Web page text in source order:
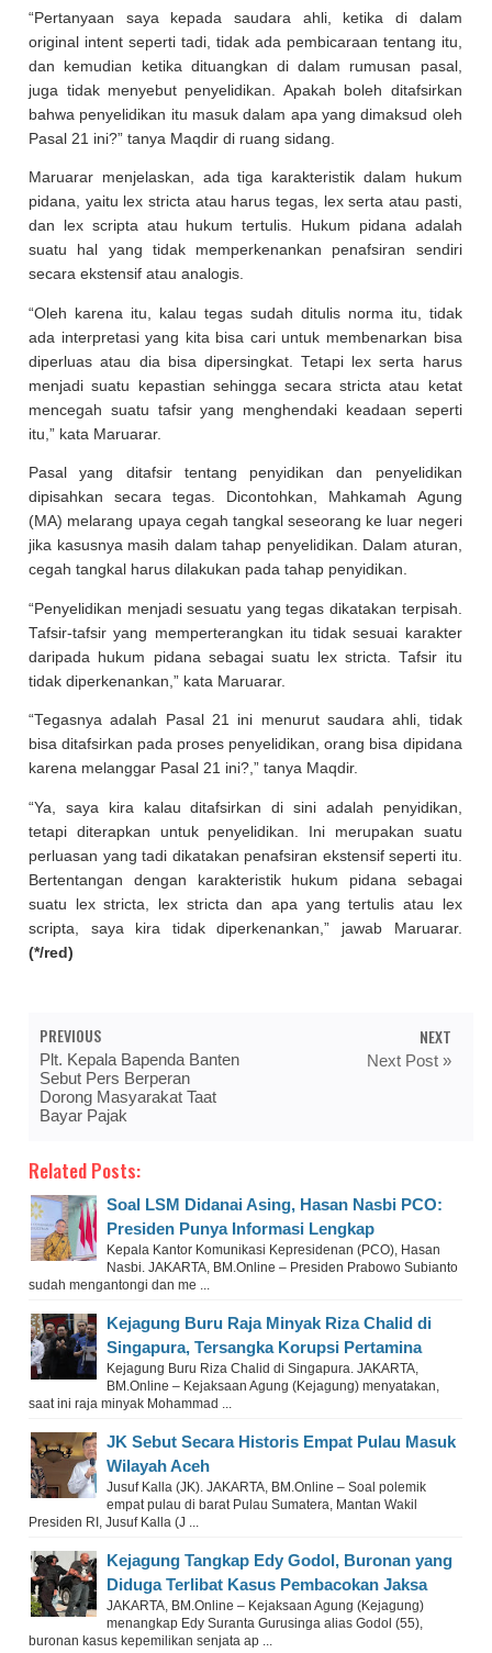
“Pertanyaan saya kepada saudara ahli, ketika di dalam
original intent seperti tadi, tidak ada pembicaraan tentang itu,
dan kemudian ketika dituangkan di dalam rumusan pasal,
juga tidak menyebut penyelidikan. Apakah boleh ditafsirkan
bahwa penyelidikan itu masuk dalam apa yang dimaksud oleh
Pasal 21 ini?” tanya Maqdir di ruang sidang.
Maruarar menjelaskan, ada tiga karakteristik dalam hukum
pidana, yaitu lex stricta atau harus tegas, lex serta atau pasti,
dan lex scripta atau hukum tertulis. Hukum pidana adalah
suatu hal yang tidak memperkenankan penafsiran sendiri
secara ekstensif atau analogis.
“Oleh karena itu, kalau tegas sudah ditulis norma itu, tidak
ada interpretasi yang kita bisa cari untuk membenarkan bisa
diperluas atau dia bisa dipersingkat. Tetapi lex serta harus
menjadi suatu kepastian sehingga secara stricta atau ketat
mencegah suatu tafsir yang menghendaki keadaan seperti
itu,” kata Maruarar.
Pasal yang ditafsir tentang penyidikan dan penyelidikan
dipisahkan secara tegas. Dicontohkan, Mahkamah Agung
(MA) melarang upaya cegah tangkal seseorang ke luar negeri
jika kasusnya masih dalam tahap penyelidikan. Dalam aturan,
cegah tangkal harus dilakukan pada tahap penyidikan.
“Penyelidikan menjadi sesuatu yang tegas dikatakan terpisah.
Tafsir-tafsir yang memperterangkan itu tidak sesuai karakter
daripada hukum pidana sebagai suatu lex stricta. Tafsir itu
tidak diperkenankan,” kata Maruarar.
“Tegasnya adalah Pasal 21 ini menurut saudara ahli, tidak
bisa ditafsirkan pada proses penyelidikan, orang bisa dipidana
karena melanggar Pasal 21 ini?,” tanya Maqdir.
“Ya, saya kira kalau ditafsirkan di sini adalah penyidikan,
tetapi diterapkan untuk penyelidikan. Ini merupakan suatu
perluasan yang tadi dikatakan penafsiran ekstensif seperti itu.
Bertentangan dengan karakteristik hukum pidana sebagai
suatu lex stricta, lex stricta dan apa yang tertulis atau lex
scripta, saya kira tidak diperkenankan,” jawab Maruarar.
(*/red)
PREVIOUS
Plt. Kepala Bapenda Banten
Sebut Pers Berperan
Dorong Masyarakat Taat
Bayar Pajak
NEXT
Next Post »
Related Posts:
Soal LSM Didanai Asing, Hasan Nasbi PCO:
Presiden Punya Informasi Lengkap
Kepala Kantor Komunikasi Kepresidenan (PCO), Hasan
Nasbi. JAKARTA, BM.Online – Presiden Prabowo Subianto
sudah mengantongi dan me ...
Kejagung Buru Raja Minyak Riza Chalid di
Singapura, Tersangka Korupsi Pertamina
Kejagung Buru Riza Chalid di Singapura. JAKARTA,
BM.Online – Kejaksaan Agung (Kejagung) menyatakan,
saat ini raja minyak Mohammad ...
JK Sebut Secara Historis Empat Pulau Masuk
Wilayah Aceh
Jusuf Kalla (JK). JAKARTA, BM.Online – Soal polemik
empat pulau di barat Pulau Sumatera, Mantan Wakil
Presiden RI, Jusuf Kalla (J ...
Kejagung Tangkap Edy Godol, Buronan yang
Diduga Terlibat Kasus Pembacokan Jaksa
JAKARTA, BM.Online – Kejaksaan Agung (Kejagung)
menangkap Edy Suranta Gurusinga alias Godol (55),
buronan kasus kepemilikan senjata ap ...